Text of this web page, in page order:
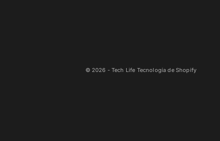
© 2026 - Tech Life Tecnología de Shopify